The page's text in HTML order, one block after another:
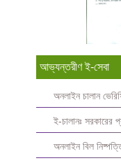
আভ্যন্তরীণ ই-সেবা
অনলাইন চালান
ই-চালানঃ সরকারের
অনলাইন বিল